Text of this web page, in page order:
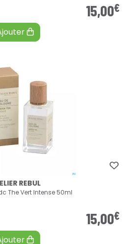
15,00€
REBUL
The Vert Intense 50ml
15,00€